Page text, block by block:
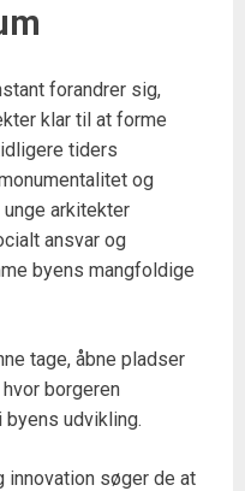
forandrer sig,
klar til at forme
tiders
og
arkitekter
ansvar og
byens mangfoldige
tage, åbne pladser
borgeren
udvikling.
innovation søger de at